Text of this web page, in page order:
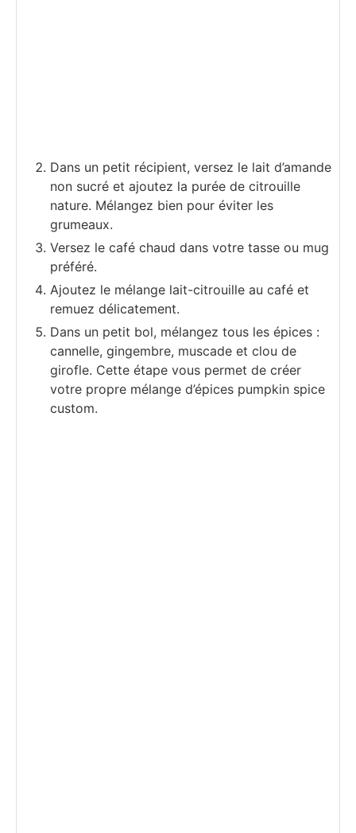
Dans un petit récipient, versez le lait d’amande
non sucré et ajoutez la purée de citrouille
nature. Mélangez bien pour éviter les
grumeaux.
Versez le café chaud dans votre tasse ou mug
préféré.
Ajoutez le mélange lait-citrouille au café et
remuez délicatement.
Dans un petit bol, mélangez tous les épices :
cannelle, gingembre, muscade et clou de
girofle. Cette étape vous permet de créer
votre propre mélange d’épices pumpkin spice
custom.